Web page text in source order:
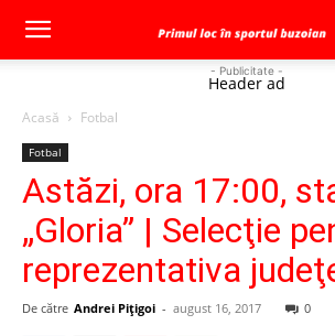
- Publicitate -
Header ad
Acasă Fotbal
Fotbal
Astăzi, ora 17:00,
„Gloria” | Selecţie
reprezentativa
De către Andrei Pițigoi - august 16, 2017 0